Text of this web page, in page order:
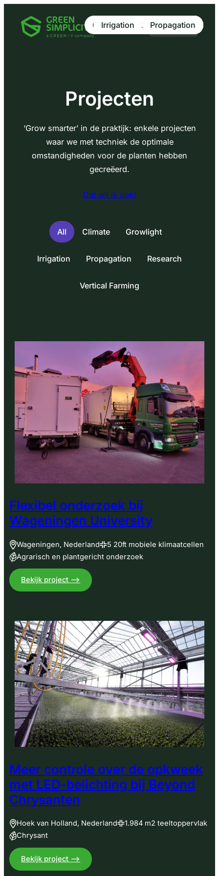
NL
Projecten
‘Grow smarter’ in de praktijk: enkele projecten
waar we met techniek de optimale
omstandigheden voor de planten hebben
gecreëerd.
Dat wil ik ook!
All Climate Growlight
Irrigation Propagation Research
Vertical Farming
Research
Flexibel onderzoek bij
Wageningen University
Wageningen, Nederland
5 20ft mobiele klimaatcellen
Agrarisch en plantgericht onderzoek
Bekijk project –>
Flexibel
Wageningen
University
Growlight
Meer controle over de opkweek
met LED-belichting bij Beyond
Chrysanten
Hoek van Holland, Nederland
1.984 m2 teeltoppervlak
Chrysant
Bekijk project –>
Meer
Research
Growlight Research
Research
Climate Vertical Farming
Vertical Farming
Climate Growlight
Propagation
Irrigation Propagation